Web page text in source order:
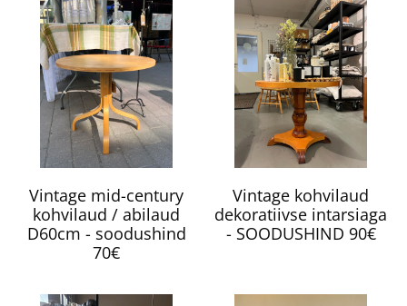
Vintage mid-century
kohvilaud / abilaud
D60cm - soodushind
70€
Vintage kohvilaud
dekoratiivse intarsiaga
- SOODUSHIND 90€